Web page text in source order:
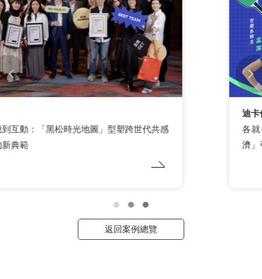
各就各位！迪卡儂跨界啦啦隊女孩，以「應援經
返回案例總覽